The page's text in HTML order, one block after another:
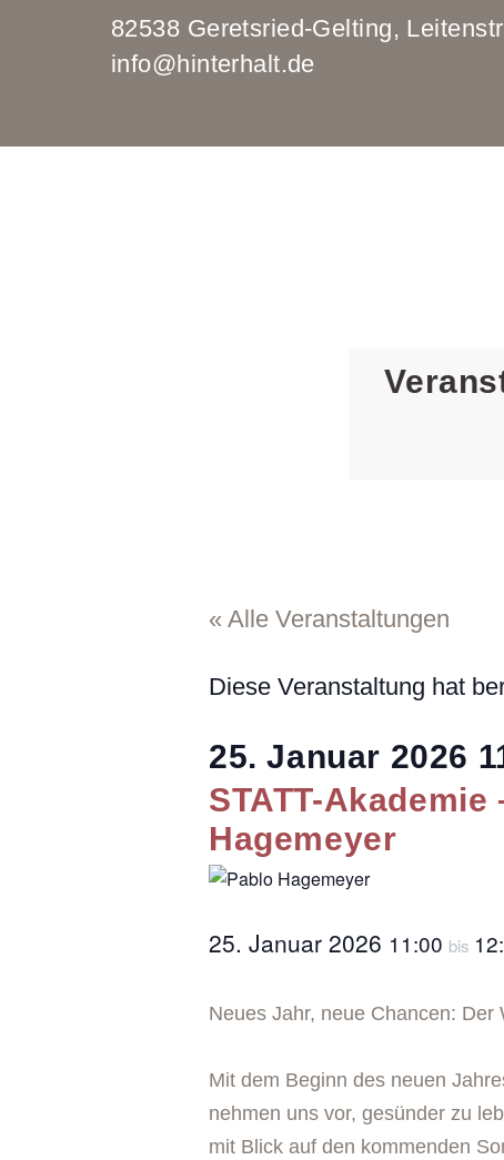
82538 Geretsried-Gelting,
info@hinterhalt.de
« Alle Veranstaltungen
Diese Veranstaltung hat
25. Januar 2026
STATT-
Hagemeyer
25. Januar 2026 11:00 bis
Neues Jahr, neue Chancen:
Mit dem Beginn des neuen
nehmen uns vor, gesünder zu
mit Blick auf den kommenden